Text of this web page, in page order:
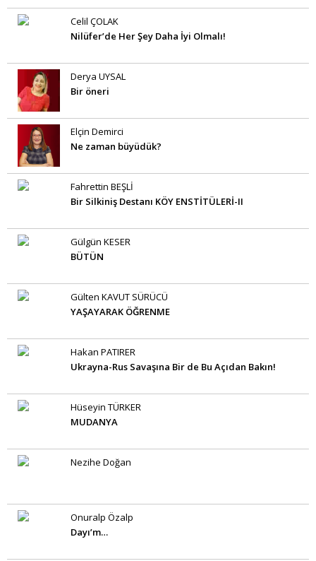
Celil ÇOLAK
Nilüfer’de Her Şey Daha İyi Olmalı!
Derya UYSAL
Bir öneri
Elçin Demirci
Ne zaman büyüdük?
Fahrettin BEŞLİ
Bir Silkiniş Destanı KÖY ENSTİTÜLERİ-II
Gülgün KESER
BÜTÜN
Gülten KAVUT SÜRÜCÜ
YAŞAYARAK ÖĞRENME
Hakan PATIRER
Ukrayna-Rus Savaşına Bir de Bu Açıdan Bakın!
Hüseyin TÜRKER
MUDANYA
Nezihe Doğan
Onuralp Özalp
Dayı’m…